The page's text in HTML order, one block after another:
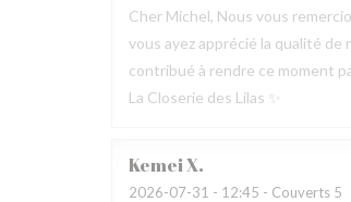
Cher Michel, Nous vous
vous ayez apprécié la qualité
contribué à rendre ce moment
La Closerie des Lilas ✨
KemeiX
2026-07-31 - 12:45 - Couverts 5